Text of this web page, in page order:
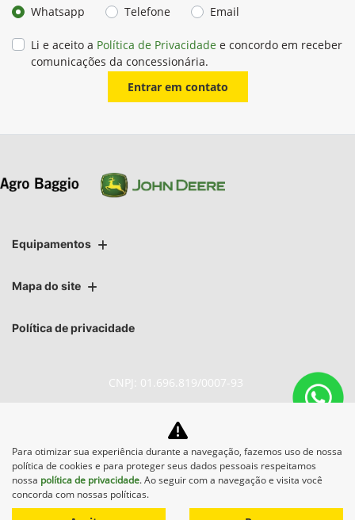
Whatsapp
Telefone Email
Li e aceito a Política de Privacidade e concordo em receber
comunicações da concessionária.
Entrar em contato
Equipamentos
Mapa do site
Política de privacidade
CNPJ: 01.696.819/0007-93
No trânsito, enxergar o outro
salva vidas.
Para otimizar sua experiência durante a navegação, fazemos uso de nossa
política de cookies e para proteger seus dados pessoais respeitamos
nossa política de privacidade. Ao seguir com a navegação e visita você
concorda com nossas políticas.